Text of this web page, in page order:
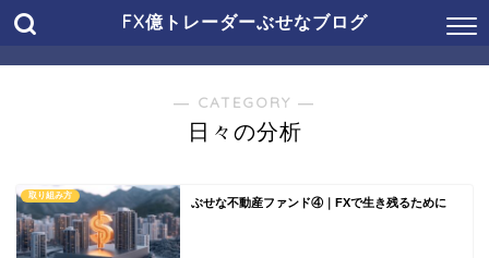
FX億トレーダーぶせなブログ
― CATEGORY ―
日々の分析
取り組み方
ぶせな不動産ファンド④｜FXで生き残るために